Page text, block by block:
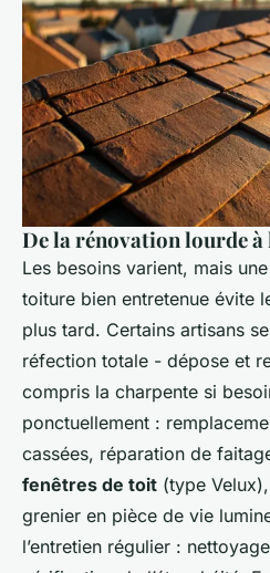
De la rénovation lourde
Les besoins varient, mais
toiture bien entretenue évite
plus tard. Certains artisans
réfection totale - dépose et
compris la charpente si
ponctuellement :
cassées, réparation de
fenêtres de toit (type
grenier en pièce de vie
l’entretien régulier :